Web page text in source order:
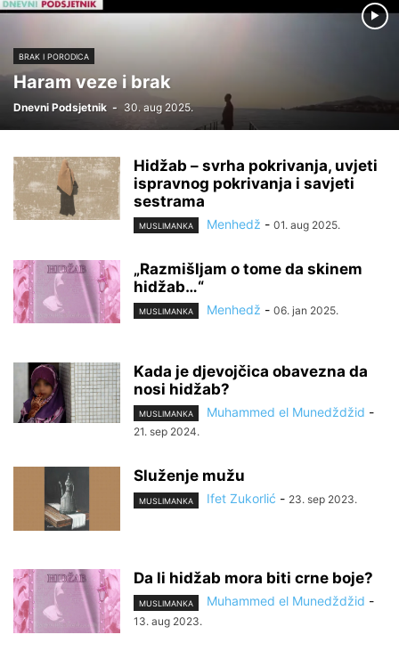
BRAK I PORODICA
Haram veze i brak
Dnevni Podsjetnik - 30. aug 2025.
Hidžab – svrha pokrivanja, uvjeti
ispravnog pokrivanja i savjeti
sestrama
MUSLIMANKA Menhedž - 01. aug 2025.
„Razmišljam o tome da skinem
hidžab…“
MUSLIMANKA Menhedž - 06. jan 2025.
Kada je djevojčica obavezna da
nosi hidžab?
MUSLIMANKA Muhammed el Munedždžid -
21. sep 2024.
Služenje mužu
MUSLIMANKA Ifet Zukorlić - 23. sep 2023.
Da li hidžab mora biti crne boje?
MUSLIMANKA Muhammed el Munedždžid -
13. aug 2023.